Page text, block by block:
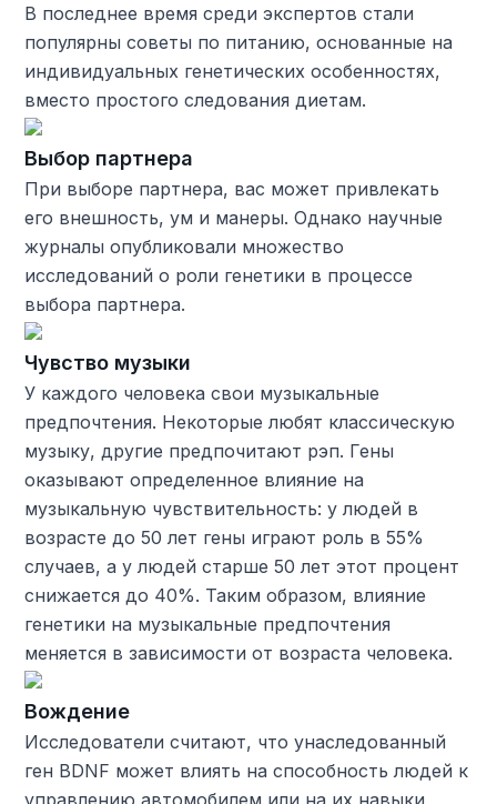
В последнее время среди экспертов стали
популярны советы по питанию, основанные на
индивидуальных генетических особенностях,
вместо простого следования диетам.
Выбор партнера
При выборе партнера, вас может привлекать
его внешность, ум и манеры. Однако научные
журналы опубликовали множество
исследований о роли генетики в процессе
выбора партнера.
Чувство музыки
У каждого человека свои музыкальные
предпочтения. Некоторые любят классическую
музыку, другие предпочитают рэп. Гены
оказывают определенное влияние на
музыкальную чувствительность: у людей в
возрасте до 50 лет гены играют роль в 55%
случаев, а у людей старше 50 лет этот процент
снижается до 40%. Таким образом, влияние
генетики на музыкальные предпочтения
меняется в зависимости от возраста человека.
Вождение
Исследователи считают, что унаследованный
ген BDNF может влиять на способность людей к
управлению автомобилем или на их навыки